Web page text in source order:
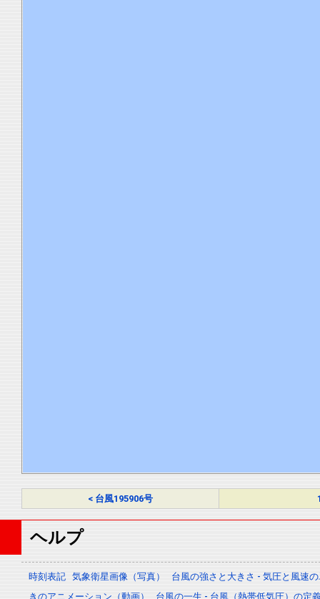
< 台風195906号
ヘルプ
時刻表記 気象衛星画像（写真）
台風の強さと大きさ - 気圧と風速
きのアニメーション（動画）
台風の一生 - 台風（熱帯低気圧）の定